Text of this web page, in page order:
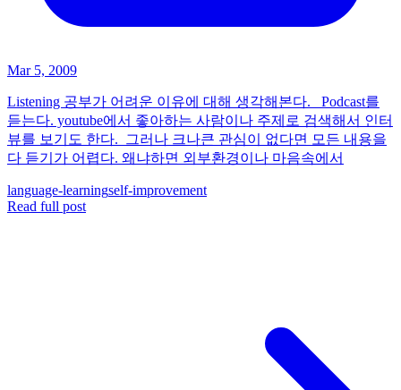
Mar 5, 2009
Listening 공부가 어려운 이유에 대해 생각해본다. Podcast를
듣는다. youtube에서 좋아하는 사람이나 주제로 검색해서 인터
뷰를 보기도 한다. 그러나 크나큰 관심이 없다면 모든 내용을
다 듣기가 어렵다. 왜냐하면 외부환경이나 마음속에서
language-learningself-improvement
Read full post